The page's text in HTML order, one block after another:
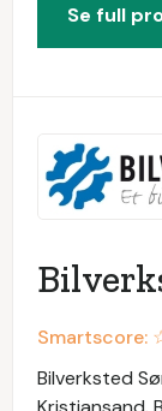
Se full
Smartscore:
Bilverksted